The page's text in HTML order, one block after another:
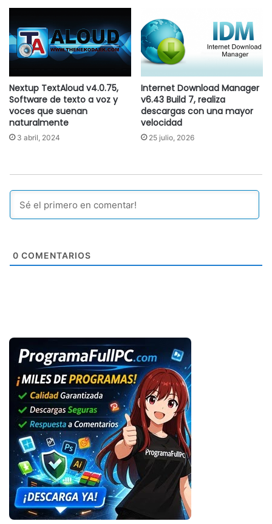
Nextup TextAloud v4.0.75,
Software de texto a voz y
voces que suenan
naturalmente
3 abril, 2024
Internet Download Manager
v6.43 Build 7, realiza
descargas con una mayor
velocidad
25 julio, 2026
0 COMENTARIOS